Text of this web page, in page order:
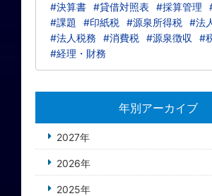
#決算書 #貸借対照表 #採算管理
#課題
#印紙税 #源泉所得税 #法
#法人税務
#消費税 #源泉徴収 #
#経理・財務
年別アーカイブ
2027年
2026年
2025年